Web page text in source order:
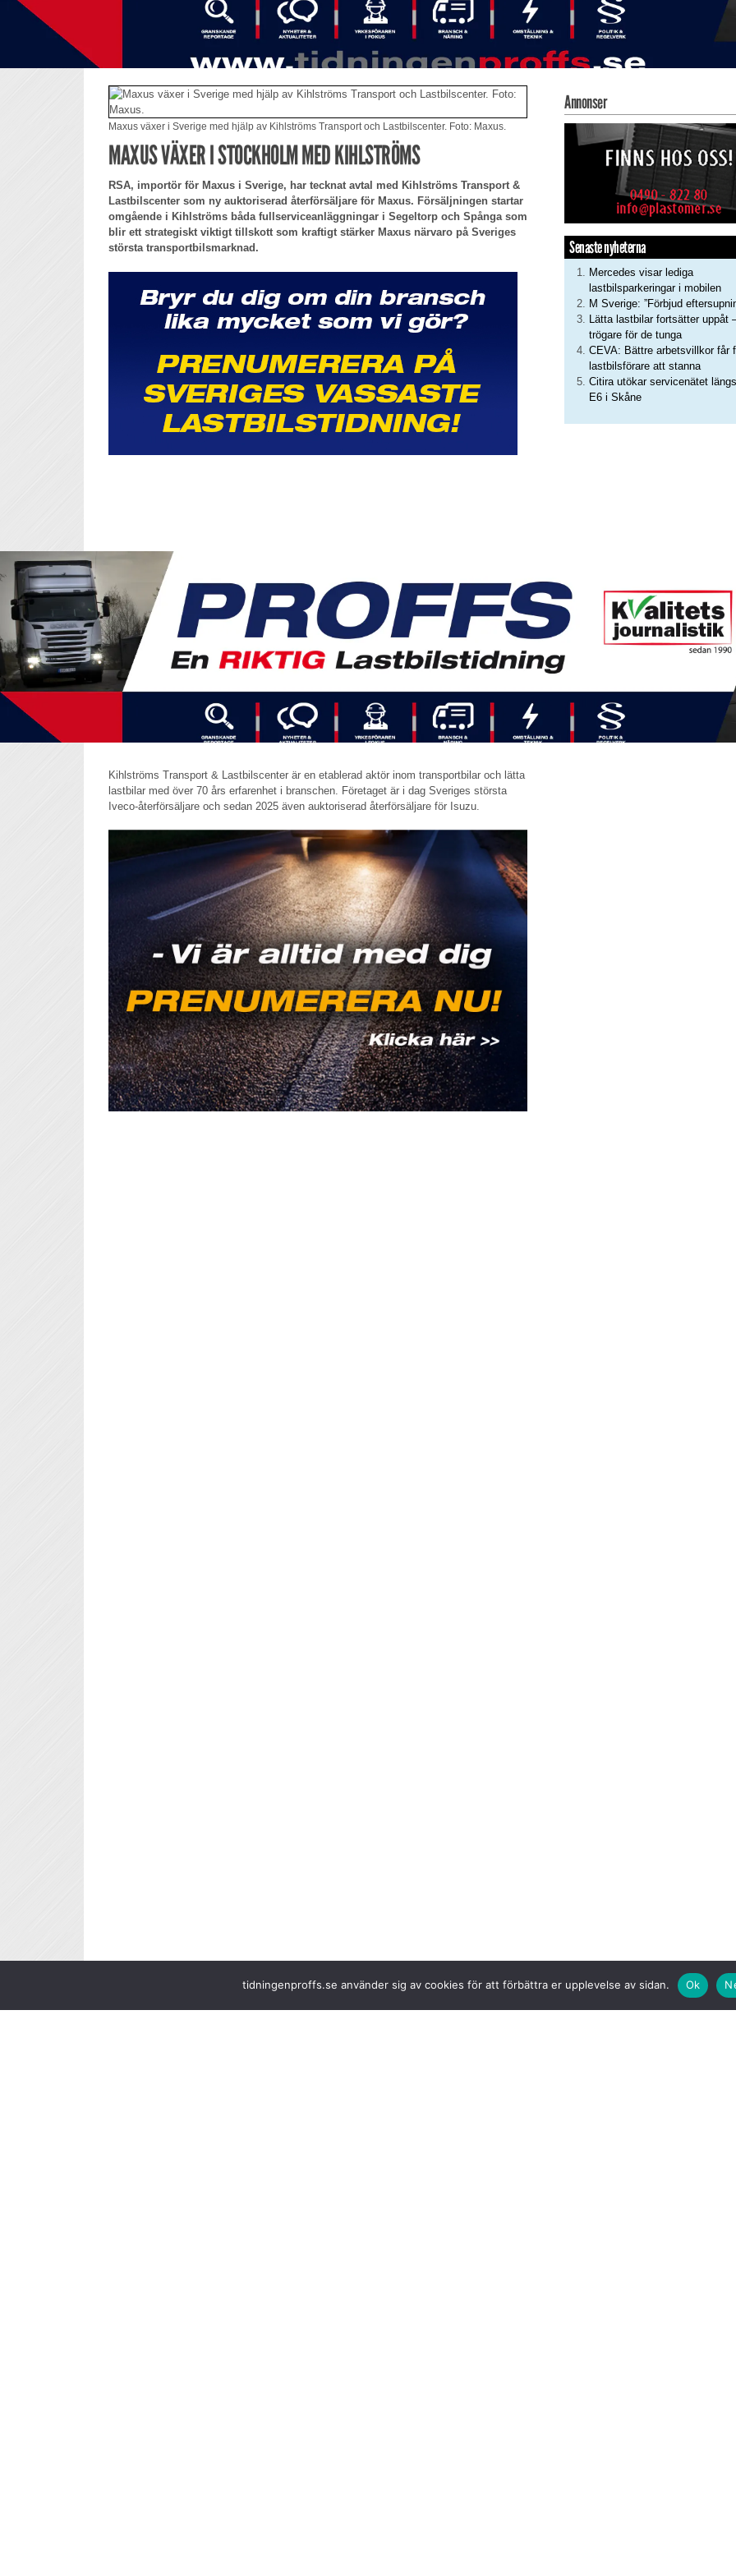
Maxus växer i Sverige med hjälp av Kihlströms Transport och Lastbilscenter. Foto: Maxus.
MAXUS VÄXER I STOCKHOLM MED KIHLSTRÖMS
RSA, importör för Maxus i Sverige, har tecknat avtal med Kihlströms Transport &
Lastbilscenter som ny auktoriserad återförsäljare för Maxus. Försäljningen startar
omgående i Kihlströms båda fullserviceanläggningar i Segeltorp och Spånga som
blir ett strategiskt viktigt tillskott som kraftigt stärker Maxus närvaro på Sveriges
största transportbilsmarknad.
Kihlströms Transport & Lastbilscenter är en etablerad aktör inom transportbilar och lätta
lastbilar med över 70 års erfarenhet i branschen. Företaget är i dag Sveriges största
Iveco-återförsäljare och sedan 2025 även auktoriserad återförsäljare för Isuzu.
Annonser
Senaste nyheterna
Mercedes visar lediga
lastbilsparkeringar i mobilen
M Sverige: ”Förbjud
Lätta lastbilar fortsätter uppåt
trögare för de tunga
CEVA: Bättre arbetsvillkor får
lastbilsförare att stanna
Citira utökar servicenätet längs
E6 i Skåne
tidningenproffs.se använder sig av cookies för att förbättra er upplevelse av sidan. Ok